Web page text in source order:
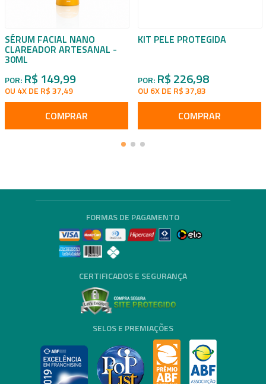
SÉRUM FACIAL NANO
CLAREADOR ARTESANAL -
30ML
POR: R$ 149,99
OU 4X DE R$ 37,49
COMPRAR
KIT PELE PROTEGIDA
POR: R$ 226,98
OU 6X DE R$ 37,83
COMPRAR
FORMAS DE PAGAMENTO
CERTIFICADOS E SEGURANÇA
SELOS E PREMIAÇÕES